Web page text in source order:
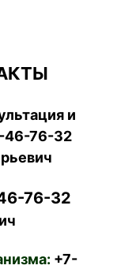
и
46-76-32
76-32
+7-